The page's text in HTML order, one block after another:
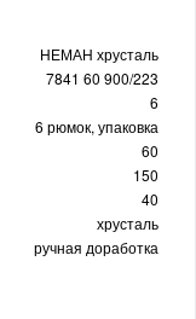
НЕМАН хрусталь
7841 60 900/223
6
6 рюмок, упаковка
60
150
40
хрусталь
ручная доработка